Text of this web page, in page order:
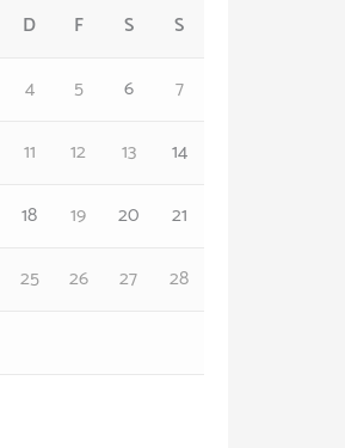
D F S
S
4 5 6
7
11 12 13
14
18 19 20
21
25 26 27
28